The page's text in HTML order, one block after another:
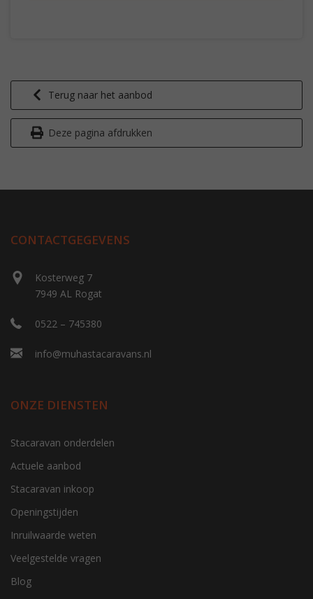
Terug naar het aanbod
Deze pagina afdrukken
CONTACTGEGEVENS
Kosterweg 7
7949 AL Rogat
0522 – 745380
info@muhastacaravans.nl
ONZE DIENSTEN
Stacaravan onderdelen
Actuele aanbod
Stacaravan inkoop
Openingstijden
Inruilwaarde weten
Veelgestelde vragen
Blog